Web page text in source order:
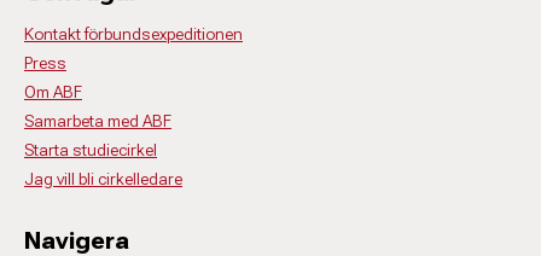
Kontakt förbundsexpeditionen
Press
Om ABF
Samarbeta med ABF
Starta studiecirkel
Jag vill bli cirkelledare
Navigera